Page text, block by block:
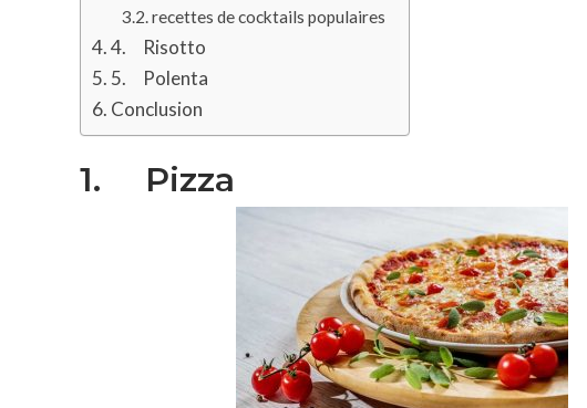
recettes de cocktails populaires
4. Risotto
5. Polenta
Conclusion
1. Pizza